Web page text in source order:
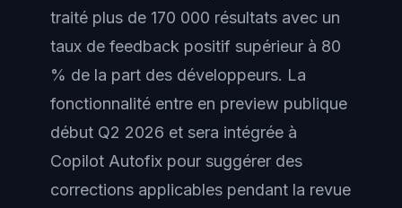
traité plus de 170 000 résultats avec un
taux de feedback positif supérieur à 80
% de la part des développeurs. La
fonctionnalité entre en preview publique
début Q2 2026 et sera intégrée à
Copilot Autofix pour suggérer des
corrections applicables pendant la revue